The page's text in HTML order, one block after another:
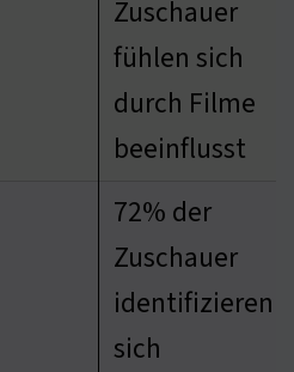
Zuschauer
fühlen sich
durch Filme
beeinflusst
72% der
Zuschauer
identifizieren
sich